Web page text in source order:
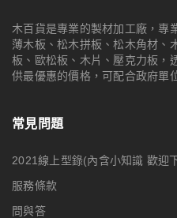
木百貨是專業的製材加工廠，專
薄木板、松木拼板、松木角材、
板、歐松板、木片、壓克力板，
供最優惠的價格，可配合政府單
常見問題
2021線上型錄(內含小知識 歡迎
服務條款
問與答